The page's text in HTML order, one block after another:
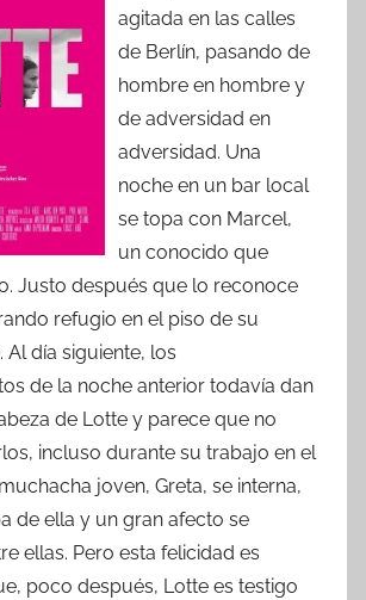
agitada en las calles
de Berlín, pasando de
hombre en hombre y
de adversidad en
adversidad. Una
noche en un bar local
se topa con Marcel,
un conocido que
Justo después que lo reconoce
refugio en el piso de su
Al día siguiente, los
de la noche anterior todavía dan
de Lotte y parece que no
incluso durante su trabajo en el
joven, Greta, se interna,
de ella y un gran afecto se
ellas. Pero esta felicidad es
poco después, Lotte es testigo